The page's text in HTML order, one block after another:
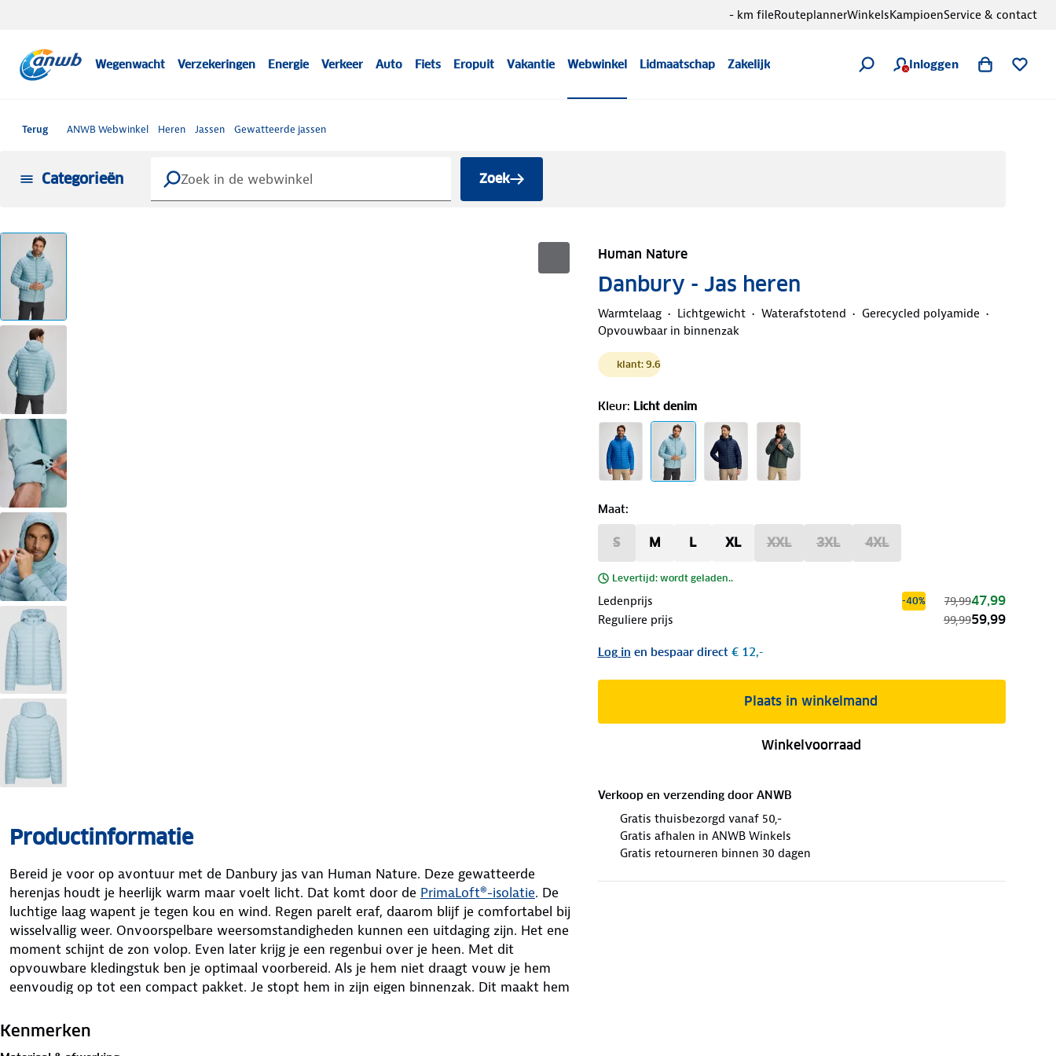
Wegenwacht Verzekeringen Energie Verkeer Auto Fiets Eropuit Vakantie Webwinkel Lidmaatschap Zakelijk Inloggen
- km fileRouteplannerWinkelsKampioenService & contact
Terug ANWB Webwinkel Heren Jassen Gewatteerde jassen
Categorieën Zoek
Human Nature
Danbury - Jas heren
Warmtelaag Lichtgewicht Waterafstotend
Gerecycled polyamide
Opvouwbaar in binnenzak
klant: 9.6
Kleur: Licht denim
Maat:
S M L XL XXL 3XL 4XL
Levertijd: wordt geladen..
Ledenprijs -40% 79,9947,99
Reguliere prijs 99,9959,99
Log in en bespaar direct€ 12,-
Plaats in winkelmand
Winkelvoorraad
Verkoop en verzending door ANWB
Gratis thuisbezorgd vanaf 50,-
Gratis afhalen in ANWB Winkels
Gratis retourneren binnen 30 dagen
Productinformatie
Bereid je voor op avontuur met de Danbury jas van Human Nature. Deze gewatteerde
herenjas houdt je heerlijk warm maar voelt licht. Dat komt door de PrimaLoft®-isolatie. De
luchtige laag wapent je tegen kou en wind. Regen parelt eraf, daarom blijf je comfortabel bij
wisselvallig weer. Onvoorspelbare weersomstandigheden kunnen een uitdaging zijn. Het ene
moment schijnt de zon volop. Even later krijg je een regenbui over je heen. Met dit
opvouwbare kledingstuk ben je optimaal voorbereid. Als je hem niet draagt vouw je hem
eenvoudig op tot een compact pakket. Je stopt hem in zijn eigen binnenzak. Dit maakt hem
Kenmerken